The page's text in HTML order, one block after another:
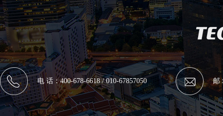
电 话：400-678-6618 / 010-67857050 邮